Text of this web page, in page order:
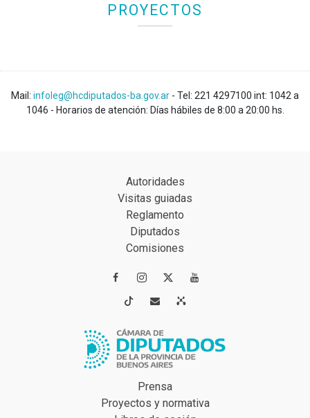
PROYECTOS
Mail: infoleg@hcdiputados-ba.gov.ar - Tel: 221 4297100 int: 1042 a
1046 - Horarios de atención: Días hábiles de 8:00 a 20:00 hs.
Autoridades
Visitas guiadas
Reglamento
Diputados
Comisiones
 
 
Prensa
Proyectos y normativa